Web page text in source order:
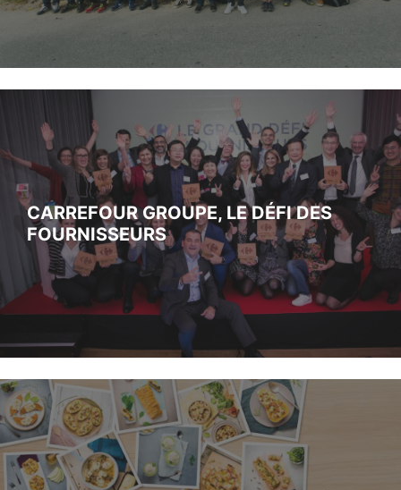
CARREFOUR GROUPE, LE DÉFI DES
FOURNISSEURS